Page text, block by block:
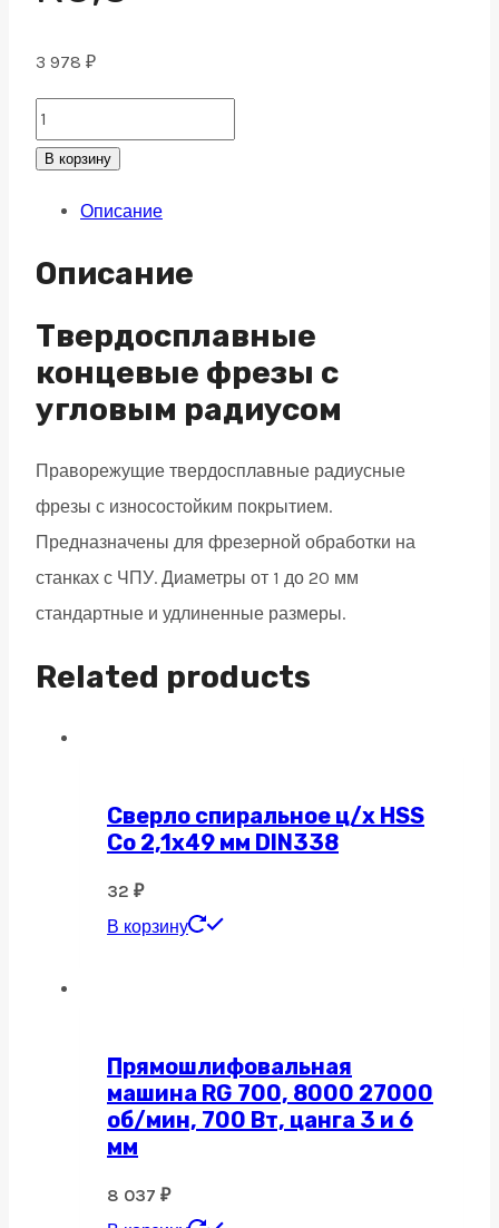
3 978 ₽
Концевая
фреза
угловым
зуба,
HRC
45,
10х25х100
R0,5
quantity
В корзину
Описание
Описание
Твердосплавные
концевые фрезы с
угловым радиусом
Праворежущие твердосплавные радиусные
фрезы с износостойким покрытием.
Предназначены для фрезерной обработки на
станках с ЧПУ. Диаметры от 1 до 20 мм
стандартные и удлиненные размеры.
Related products
Сверло спиральное ц/х HSS
Co 2,1х49 мм DIN338
32 ₽
В корзину
Прямошлифовальная
машина RG 700, 8000 27000
об/мин, 700 Вт, цанга 3 и 6
мм
8 037 ₽